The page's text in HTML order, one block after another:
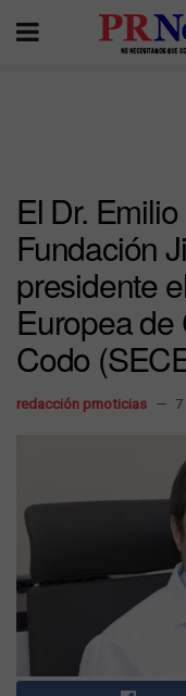
El Dr.
Fundación
presidente
Europea
Codo
redacción prnoticias 7